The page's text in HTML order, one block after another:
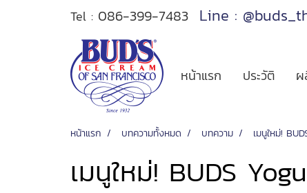
Tel : 086-399-7483 Line :
หน้าแรก ประวัติ
หน้าแรก บทความทั้งหมด บทความ เมนูใหม่!
เมนูใหม่! BUDS